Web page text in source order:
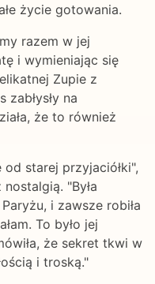
życie gotowania.
razem w jej
i wymieniając się
Zupie z
na
że to również
starej przyjaciółki",
"Była
i zawsze robiła
To było jej
że sekret tkwi w
i troską."